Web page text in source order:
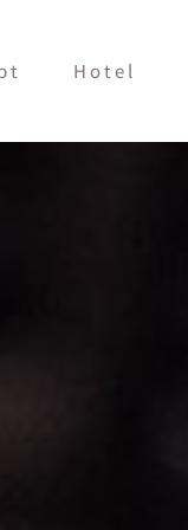
Hotel